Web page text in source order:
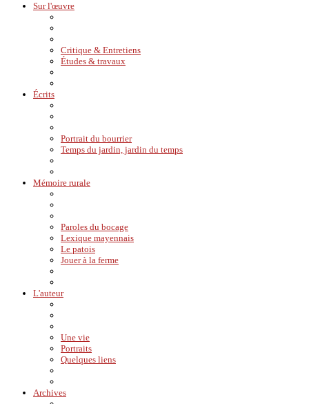
Sur l'œuvre
Critique & Entretiens
Études & travaux
Écrits
Portrait du bourrier
Temps du jardin, jardin du temps
Mémoire rurale
Paroles du bocage
Lexique mayennais
Le patois
Jouer à la ferme
L'auteur
Une vie
Portraits
Quelques liens
Archives